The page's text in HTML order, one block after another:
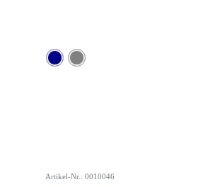
Artikel-Nr.: 0010046